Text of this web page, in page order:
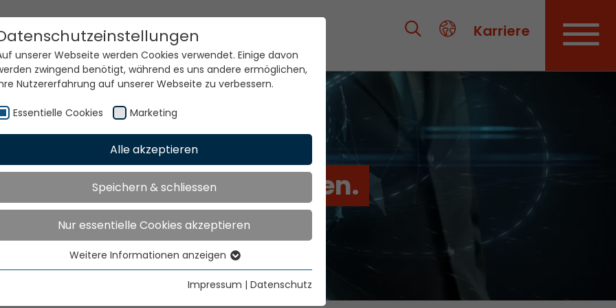
Karriere
Unsere Technologien.
unserer Webseite werden Cookies verwendet. Einige davon
zwingend benötigt, während es uns andere ermöglichen,
Nutzererfahrung auf unserer Webseite zu verbessern.
Essentielle Cookies Marketing
Alle akzeptieren
Speichern & schliessen
Nur essentielle Cookies akzeptieren
Essentielle Cookies
Essentielle Cookies werden für grundlegende Funktionen der
Webseite benötigt. Dadurch ist gewährleistet, dass die
Weitere Informationen anzeigen
Impressum | Datenschutz